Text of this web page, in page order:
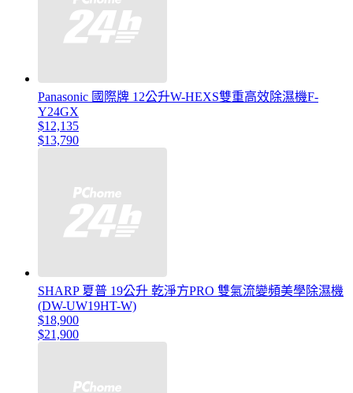
Panasonic 國際牌 12公升W-HEXS雙重高效除濕機F-
Y24GX
$12,135
$13,790
SHARP 夏普 19公升 乾淨方PRO 雙氣流變頻美學除濕機
(DW-UW19HT-W)
$18,900
$21,900